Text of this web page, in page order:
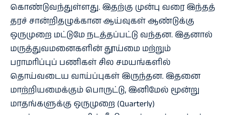
கொண்டுவந்துள்ளது. இதற்கு முன்பு வரை இந்தத்
தரச் சான்றிதழுக்கான ஆய்வுகள் ஆண்டுக்கு
ஒருமுறை மட்டுமே நடத்தப்பட்டு வந்தன. இதனால்
மருத்துவமனைகளின் தூய்மை மற்றும்
பராமரிப்புப் பணிகள் சில சமயங்களில்
தொய்வடைய வாய்ப்புகள் இருந்தன. இதனை
மாற்றியமைக்கும் பொருட்டு, இனிமேல் மூன்று
மாதங்களுக்கு ஒருமுறை (Quarterly)